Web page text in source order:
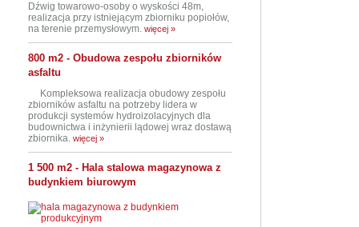
Dźwig towarowo-osoby o wyskości 48m,
realizacja przy istniejącym zbiorniku popiołów,
na terenie przemysłowym. więcej »
800 m2 - Obudowa zespołu zbiorników
asfaltu
Kompleksowa realizacja obudowy zespołu
zbiorników asfaltu na potrzeby lidera w
produkcji systemów hydroizolacyjnych dla
budownictwa i inżynierii lądowej wraz dostawą
zbiornika. więcej »
1 500 m2 - Hala stalowa magazynowa z
budynkiem biurowym